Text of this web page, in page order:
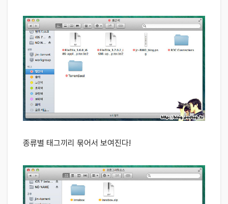
종류별 태그끼리 묶어서 보여진다!